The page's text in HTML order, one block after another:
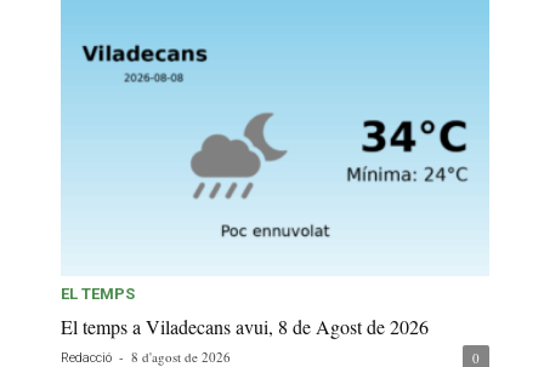
EL TEMPS
El temps a Viladecans avui, 8 de Agost de 2026
Redacció - 8 d'agost de 2026 0